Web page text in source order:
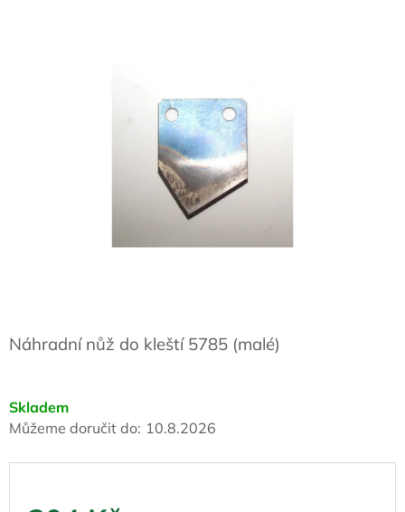
Skladem
Můžeme doručit do: 10.8.2026
Náhradní nůž do kleští 5785 (malé)